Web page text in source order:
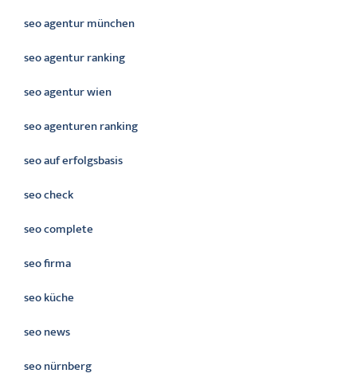
seo agentur münchen
seo agentur ranking
seo agentur wien
seo agenturen ranking
seo auf erfolgsbasis
seo check
seo complete
seo firma
seo küche
seo news
seo nürnberg